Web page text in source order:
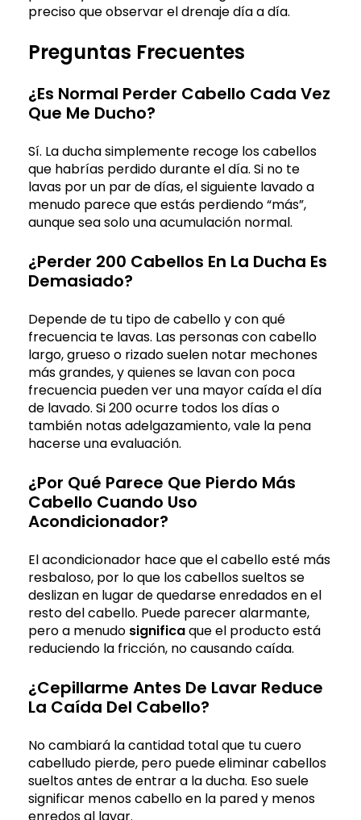
preciso que observar el drenaje día a día.
Preguntas Frecuentes
¿Es Normal Perder Cabello Cada Vez
Que Me Ducho?
Sí. La ducha simplemente recoge los cabellos
que habrías perdido durante el día. Si no te
lavas por un par de días, el siguiente lavado a
menudo parece que estás perdiendo “más”,
aunque sea solo una acumulación normal.
¿Perder 200 Cabellos En La Ducha Es
Demasiado?
Depende de tu tipo de cabello y con qué
frecuencia te lavas. Las personas con cabello
largo, grueso o rizado suelen notar mechones
más grandes, y quienes se lavan con poca
frecuencia pueden ver una mayor caída el día
de lavado. Si 200 ocurre todos los días o
también notas adelgazamiento, vale la pena
hacerse una evaluación.
¿Por Qué Parece Que Pierdo Más
Cabello Cuando Uso
Acondicionador?
El acondicionador hace que el cabello esté más
resbaloso, por lo que los cabellos sueltos se
deslizan en lugar de quedarse enredados en el
resto del cabello. Puede parecer alarmante,
pero a menudo significaque el producto está
reduciendo la fricción, no causando caída.
¿Cepillarme Antes De Lavar Reduce
La Caída Del Cabello?
No cambiará la cantidad total que tu cuero
cabelludo pierde, pero puede eliminar cabellos
sueltos antes de entrar a la ducha. Eso suele
significar menos cabello en la pared y menos